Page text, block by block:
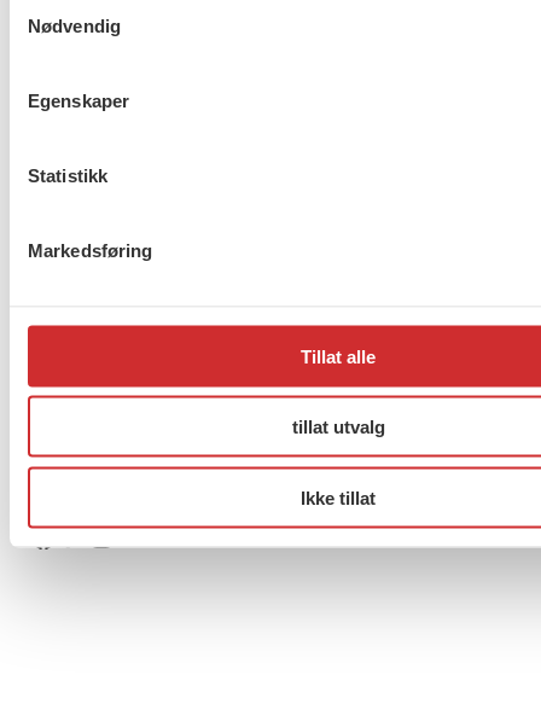
Nødvendig
Egenskaper
Statistikk
Markedsføring
Tillat alle
tillat utvalg
Ikke tillat
0506 OSLO
+47 919 19 916
Nettredaktør: nettredaktor@fo.no
Personvern og informasjonskapsler
Til topp
Facebook Twitter Instagram